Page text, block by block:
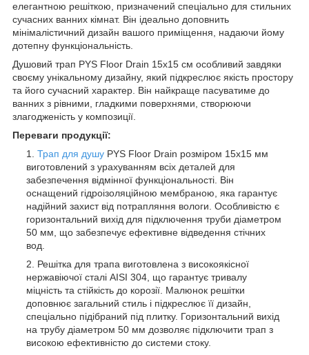
елегантною решіткою, призначений спеціально для стильних
сучасних ванних кімнат. Він ідеально доповнить
мінімалістичний дизайн вашого приміщення, надаючи йому
дотепну функціональність.
Душовий трап PYS Floor Drain 15х15 см особливий завдяки
своєму унікальному дизайну, який підкреслює якість простору
та його сучасний характер. Він найкраще пасуватиме до
ванних з рівними, гладкими поверхнями, створюючи
злагодженість у композиції.
Переваги продукції:
Трап для душу PYS Floor Drain розміром 15х15 мм
виготовлений з урахуванням всіх деталей для
забезпечення відмінної функціональності. Він
оснащений гідроізоляційною мембраною, яка гарантує
надійний захист від потрапляння вологи. Особливістю є
горизонтальний вихід для підключення труби діаметром
50 мм, що забезпечує ефективне відведення стічних
вод.
Решітка для трапа виготовлена з високоякісної
нержавіючої сталі AISI 304, що гарантує тривалу
міцність та стійкість до корозії. Малюнок решітки
доповнює загальний стиль і підкреслює її дизайн,
спеціально підібраний під плитку. Горизонтальний вихід
на трубу діаметром 50 мм дозволяє підключити трап з
високою ефективністю до системи стоку.